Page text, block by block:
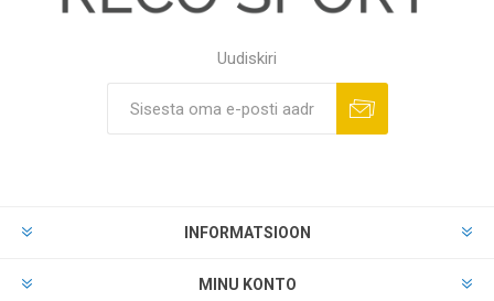
Uudiskiri
INFORMATSIOON
MINU KONTO